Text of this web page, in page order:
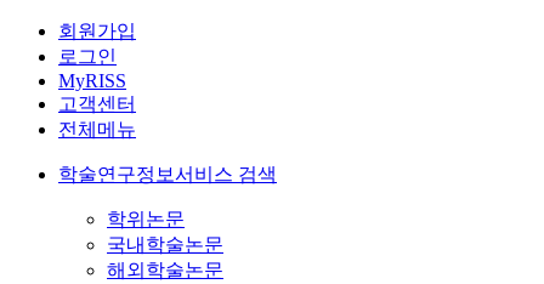
회원가입
로그인
MyRISS
고객센터
전체메뉴
학술연구정보서비스 검색
학위논문
국내학술논문
해외학술논문